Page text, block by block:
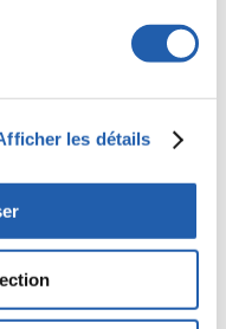
les détails
pour le domaine des